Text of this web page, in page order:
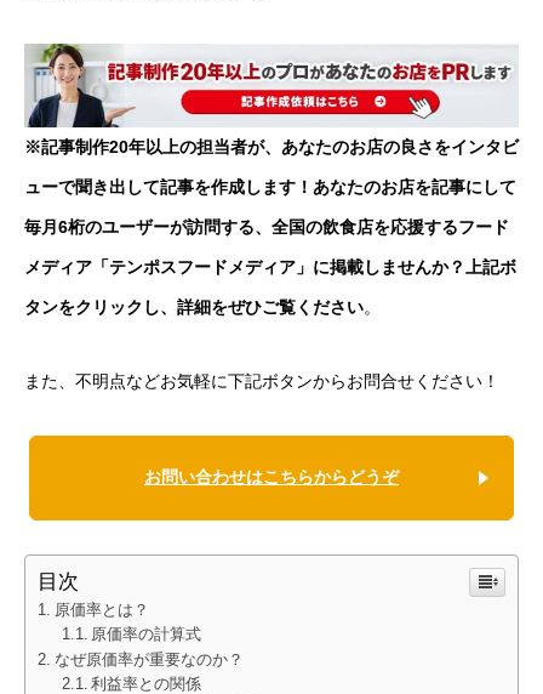
※記事制作20年以上の担当者が、あなたのお店の良さをインタビ
ューで聞き出して記事を作成します！あなたのお店を記事にして
毎月6桁のユーザーが訪問する、全国の飲食店を応援するフード
メディア「テンポスフードメディア」に掲載しませんか？上記ボ
タンをクリックし、詳細をぜひご覧ください。
また、不明点などお気軽に下記ボタンからお問合せください！
お問い合わせはこちらからどうぞ
目次
原価率とは？
原価率の計算式
なぜ原価率が重要なのか？
利益率との関係